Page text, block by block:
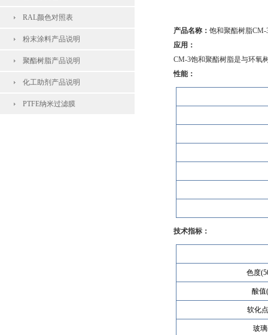
RAL颜色对照表
粉末涂料产品说明
聚酯树脂产品说明
化工助剂产品说明
PTFE纳米过滤膜
产品名称： 饱和聚酯树脂CM-
应用：
CM-3饱和聚酯树脂是与环氧
性能：
技术指标：
色度
酸值
软化
玻